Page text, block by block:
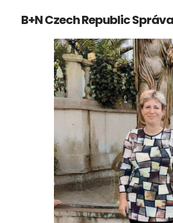
B+N Czech Republic